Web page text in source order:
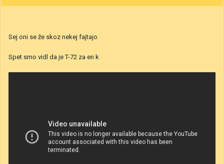
Sej oni se že skoz nekej fajtajo
Spet smo vidl da je T-72 za en k